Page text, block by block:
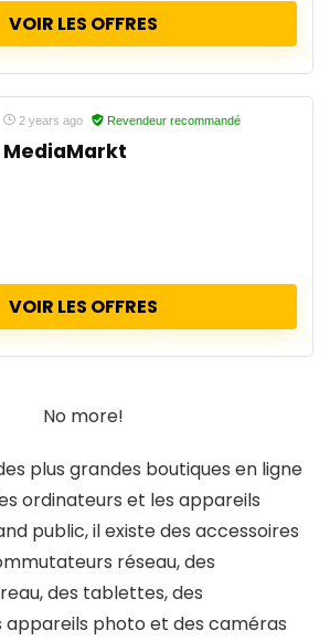
VOIR LES OFFRES
2 years ago Revendeur recommandé
MediaMarkt
VOIR LES OFFRES
No more!
plus grandes boutiques en ligne
ordinateurs et les appareils
public, il existe des accessoires
réseau, des
des tablettes, des
appareils photo et des caméras